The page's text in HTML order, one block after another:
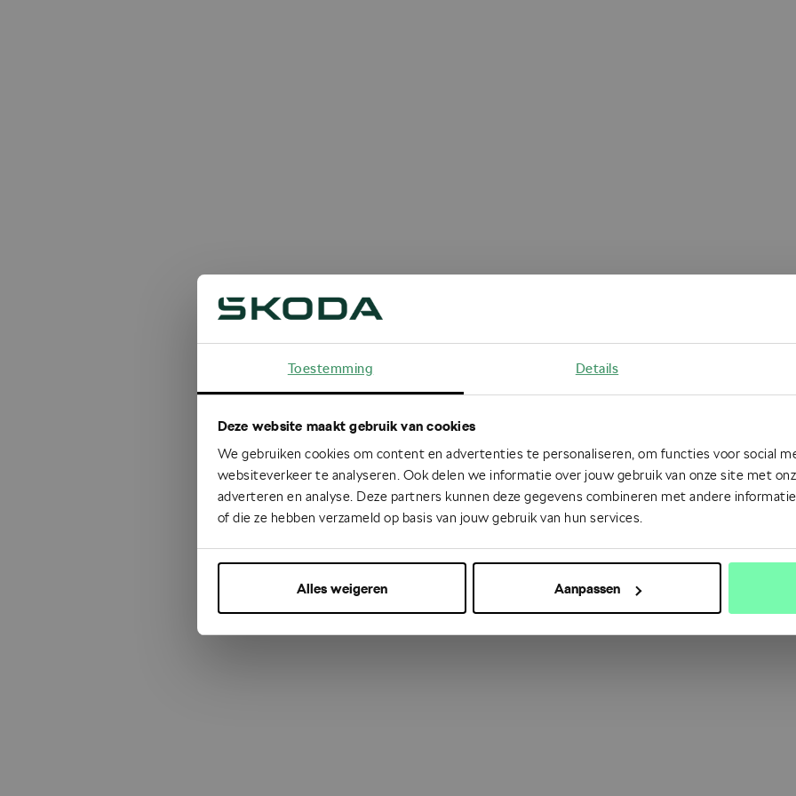
Toestemming Details
Deze website maakt gebruik van cookies
We gebruiken cookies om content en advertenties te personaliseren, om functies voor social
websiteverkeer te analyseren. Ook delen we informatie over jouw gebruik van onze site met
adverteren en analyse. Deze partners kunnen deze gegevens combineren met andere
of die ze hebben verzameld op basis van jouw gebruik van hun services.
Alles weigeren Aanpassen
Oops!
Something went wrong. Please try refreshing the app